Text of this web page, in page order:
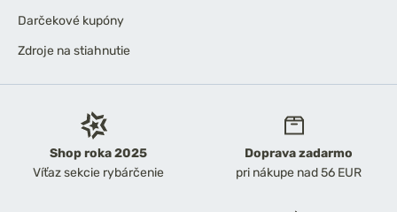
Shop roka 2025
Víťaz sekcie rybárčenie
Doprava zadarmo
pri nákupe nad 56 EUR
Darčekové kupóny
Zdroje na stiahnutie